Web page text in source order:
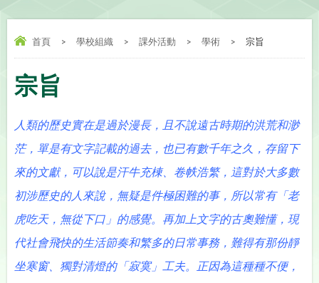
首頁 > 學校組織 > 課外活動 > 學術 > 宗旨
宗旨
人類的歷史實在是過於漫長，且不說遠古時期的洪荒和渺
茫，單是有文字記載的過去，也已有數千年之久，存留下
來的文獻，可以說是汗牛充棟、卷帙浩繁，這對於大多數
初涉歷史的人來說，無疑是件極困難的事，所以常有「老
虎吃天，無從下口」的感覺。再加上文字的古奧難懂，現
代社會飛快的生活節奏和繁多的日常事務，難得有那份靜
坐寒窗、獨對清燈的「寂寞」工夫。正因為這種種不便，